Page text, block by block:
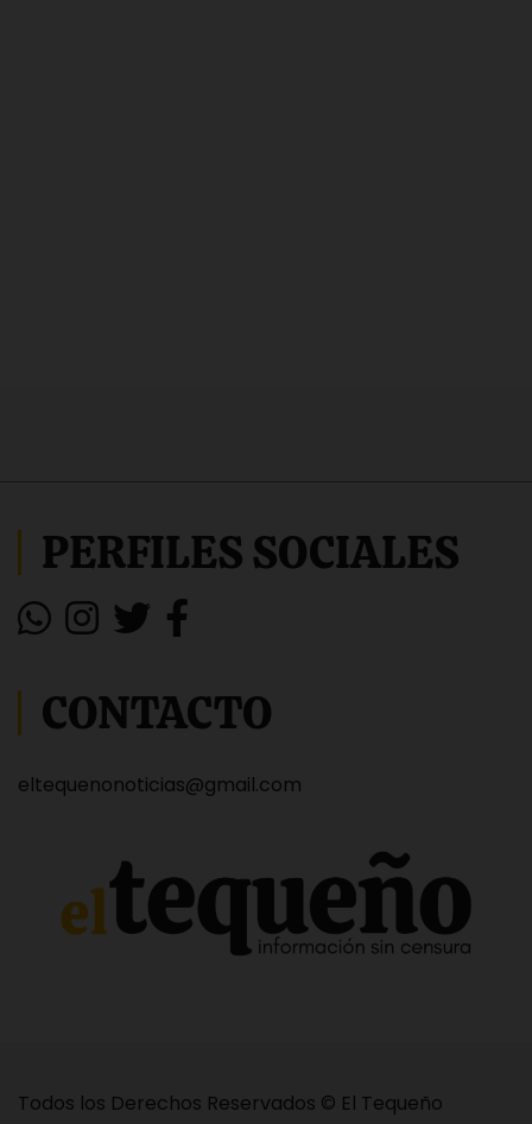
PERFILES SOCIALES
CONTACTO
eltequenonoticias@gmail.com
Todos los Derechos Reservados © El Tequeño